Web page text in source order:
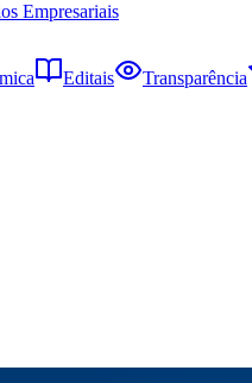
Empresariais
Editais
Transparência